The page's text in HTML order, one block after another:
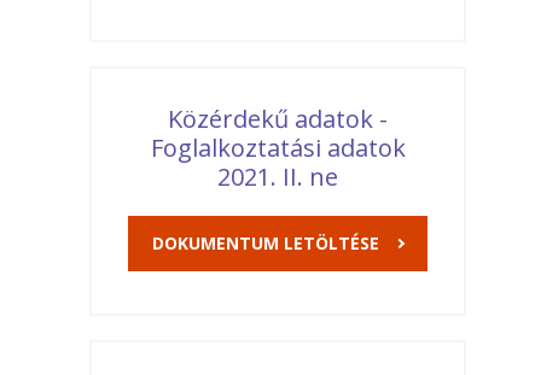
Közérdekű adatok -
Foglalkoztatási adatok
2021. II. ne
DOKUMENTUM LETÖLTÉSE